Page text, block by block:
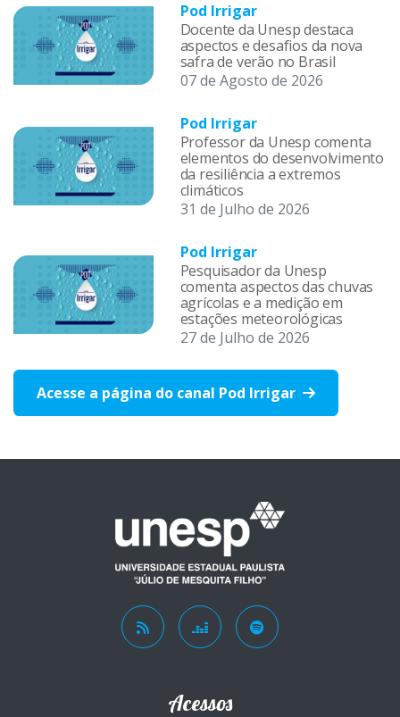
Pod Irrigar
Docente da Unesp destaca
aspectos e desafios da nova
safra de verão no Brasil
07 de Agosto de 2026
Pod Irrigar
Professor da Unesp comenta
elementos do desenvolvimento
da resiliência a extremos
climáticos
31 de Julho de 2026
Pod Irrigar
Pesquisador da Unesp
comenta aspectos das chuvas
agrícolas e a medição em
estações meteorológicas
27 de Julho de 2026
Acesse a página do canal Pod Irrigar
Acessos